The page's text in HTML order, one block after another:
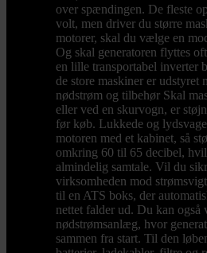
over spændingen. De fleste
volt, men driver du større
motorer, skal du vælge en
Og skal generatoren flyttes
en lille transportabel inverter
de store maskiner er udstyret
nødstrøm og tilbehør Skal
eller ved en skurvogn, er
før køb. Lukkede og
motoren med et kabinet, så
omkring 60 til 65 decibel,
almindelig samtale. Vil du
virksomheden mod
til en ATS boks, der
nettet falder ud. Du kan
nødstrømsanlæg, hvor
sammen fra start. Til den